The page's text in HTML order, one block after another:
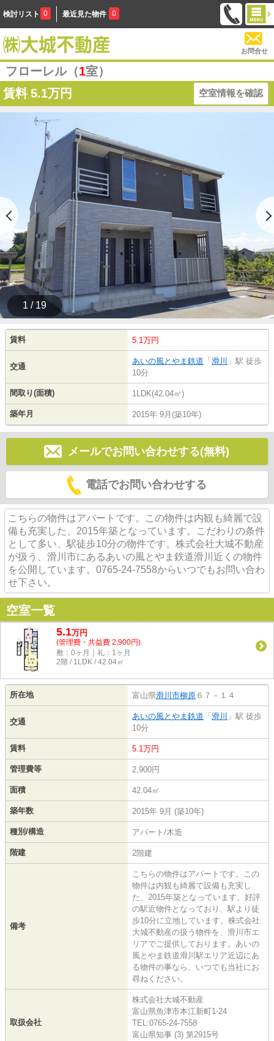
検討リスト 0 最近見た物件 0
お問合せ
フローレル（1室）
賃料 5.1万円 空室情報を確認
1 / 19
賃料 5.1万円
交通
あいの風とやま鉄道 「 滑川 」駅 徒歩
10分
間取り(面積) 1LDK(42.04㎡)
築年月 2015年 9月(築10年)
メールでお問い合わせする(無料)
電話でお問い合わせする
こちらの物件はアパートです。この物件は内観も綺麗で設
備も充実した、2015年築となっています。こだわりの条件
として多い、駅徒歩10分の物件です。株式会社大城不動産
が扱う、滑川市にあるあいの風とやま鉄道滑川近くの物件
を公開しています。0765-24-7558からいつでもお問い合わ
せ下さい。
空室一覧
5.1万円
(管理費・共益費 2,900円)
敷：0ヶ月｜礼：1ヶ月
2階 / 1LDK / 42.04㎡
所在地 富山県滑川市柳原 ６７－１４
交通
あいの風とやま鉄道 「 滑川 」駅 徒歩
10分
賃料 5.1万円
管理費等 2,900円
面積 42.04㎡
築年数 2015年 9月 (築10年)
種別/構造 アパート/木造
階建 2階建
備考
こちらの物件はアパートです。この
物件は内観も綺麗で設備も充実し
た、2015年築となっています。好評
の駅近物件となっており、駅より徒
歩10分に立地しています。株式会社
大城不動産の扱う物件を、滑川市エ
リアでご提供しております。あいの
風とやま鉄道滑川駅エリア近辺にあ
る物件の事なら、いつでも当社にお
尋ねください。
取扱会社
株式会社大城不動産
富山県魚津市本江新町1-24
TEL:0765-24-7558
富山県知事 (3) 第2915号